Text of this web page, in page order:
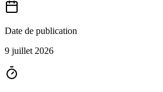
Date de publication
9 juillet 2026